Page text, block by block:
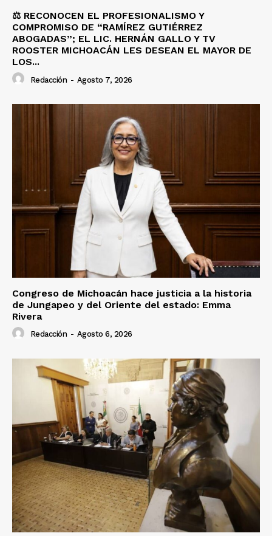
⚖️ RECONOCEN EL PROFESIONALISMO Y
COMPROMISO DE “RAMÍREZ GUTIÉRREZ
ABOGADAS”; EL LIC. HERNÁN GALLO Y TV
ROOSTER MICHOACÁN LES DESEAN EL MAYOR DE
LOS...
Redacción - Agosto 7, 2026
Congreso de Michoacán hace justicia a la historia
de Jungapeo y del Oriente del estado: Emma
Rivera
Redacción - Agosto 6, 2026